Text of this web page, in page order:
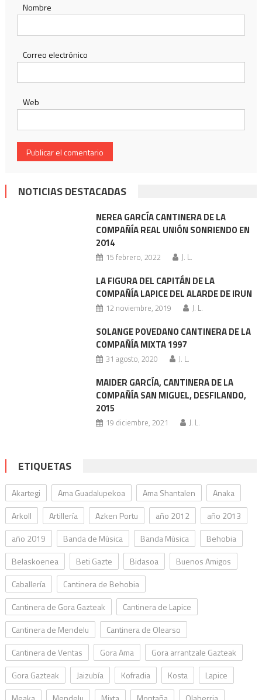
Nombre
Correo electrónico
Web
NOTICIAS DESTACADAS
NEREA GARCÍA CANTINERA DE LA
COMPAÑÍA REAL UNIÓN SONRIENDO EN
2014
15 febrero, 2022 J. L.
LA FIGURA DEL CAPITÁN DE LA
COMPAÑÍA LAPICE DEL ALARDE DE IRUN
12 noviembre, 2019 J. L.
SOLANGE POVEDANO CANTINERA DE LA
COMPAÑÍA MIXTA 1997
31 agosto, 2020 J. L.
MAIDER GARCÍA, CANTINERA DE LA
COMPAÑÍA SAN MIGUEL, DESFILANDO,
2015
19 diciembre, 2021 J. L.
ETIQUETAS
Akartegi Ama Guadalupekoa Ama Shantalen
Anaka
Arkoll
Artillería Azken Portu año 2012
año 2013
año 2019
Banda de Música Banda Música
Behobia
Belaskoenea
Beti Gazte Bidasoa
Buenos Amigos
Caballería
Cantinera de Behobia
Cantinera de Gora Gazteak
Cantinera de Lapice
Cantinera de Mendelu
Cantinera de Olearso
Cantinera de Ventas
Gora Ama
Gora arrantzale Gazteak
Gora Gazteak
Jaizubía Kofradia Kosta
Lapice